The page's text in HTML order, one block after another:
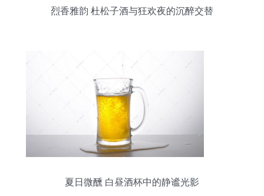
烈香雅韵 杜松子酒与狂欢夜的沉醉交替
夏日微醺 白昼酒杯中的静谧光影